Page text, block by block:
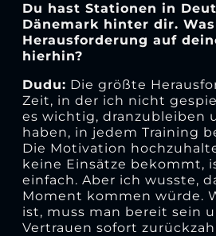
Du hast Stationen in
Dänemark hinter dir.
Herausforderung auf
hierhin?
Dudu: Die größte
Zeit, in der ich nicht
es wichtig, dranzubleiben
haben, in jedem Training
Die Motivation
keine Einsätze bekommt,
einfach. Aber ich wusste,
Moment kommen würde.
ist, muss man bereit sein
Vertrauen sofort